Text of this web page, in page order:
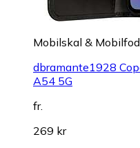
Mobilskal &
dbramante1928
A54 5G
fr.
269 kr